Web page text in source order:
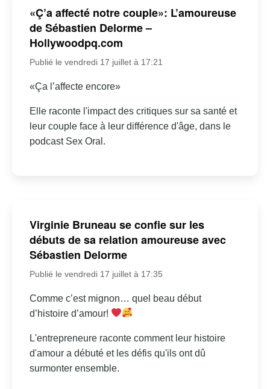
«Ç’a affecté notre couple»: L’amoureuse
de Sébastien Delorme –
Hollywoodpq.com
Publié le vendredi 17 juillet à 17:21
«Ça l’affecte encore»
Elle raconte l'impact des critiques sur sa santé et
leur couple face à leur différence d'âge, dans le
podcast Sex Oral.
Virginie Bruneau se confie sur les
débuts de sa relation amoureuse avec
Sébastien Delorme
Publié le vendredi 17 juillet à 17:35
Comme c’est mignon… quel beau début
d’histoire d’amour!
L'entrepreneure raconte comment leur histoire
d'amour a débuté et les défis qu'ils ont dû
surmonter ensemble.